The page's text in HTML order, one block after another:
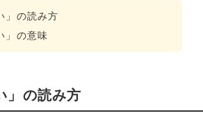
」の読み方
」の意味
」の読み方